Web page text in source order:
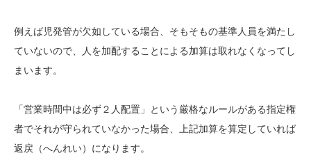
例えば児発管が欠如している場合、そもそもの基準人員を満たし
ていないので、人を加配することによる加算は取れなくなってし
まいます。
「営業時間中は必ず２人配置」という厳格なルールがある指定権
者でそれが守られていなかった場合、上記加算を算定していれば
返戻（へんれい）になります。